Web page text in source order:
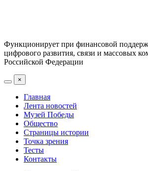
Функционирует при финансовой
цифрового развития, связи и массовых
Российской Федерации
×
Главная
Лента новостей
Музей Победы
Общество
Страницы истории
Точка зрения
Тесты
Контакты